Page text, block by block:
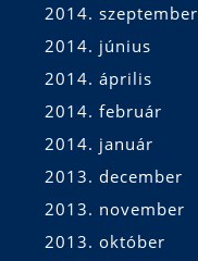
2014. szeptember
2014. június
2014. április
2014. február
2014. január
2013. december
2013. november
2013. október